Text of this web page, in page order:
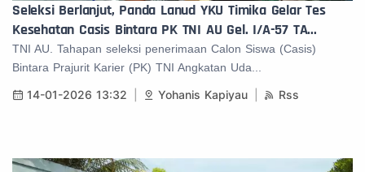
Seleksi Berlanjut, Panda Lanud YKU Timika Gelar Tes
Kesehatan Casis Bintara PK TNI AU Gel. I/A-57 TA...
TNI AU. Tahapan seleksi penerimaan Calon Siswa (Casis)
Bintara Prajurit Karier (PK) TNI Angkatan Uda...
14-01-2026 13:32 Yohanis Kapiyau Rss